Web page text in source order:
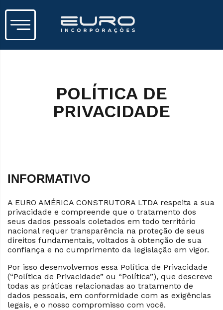
POLÍTICA DE
PRIVACIDADE
INFORMATIVO
A EURO AMÉRICA CONSTRUTORA LTDA respeita a sua
privacidade e compreende que o tratamento dos
seus dados pessoais coletados em todo território
nacional requer transparência na proteção de seus
direitos fundamentais, voltados à obtenção de sua
confiança e no cumprimento da legislação em vigor.
Por isso desenvolvemos essa Política de Privacidade
(“Política de Privacidade” ou “Política”), que descreve
todas as práticas relacionadas ao tratamento de
dados pessoais, em conformidade com as exigências
legais, e o nosso compromisso com você.